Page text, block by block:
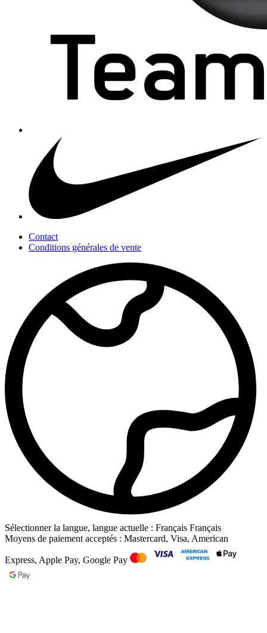
Contact
Conditions générales de vente
Sélectionner la langue, langue actuelle : Français Français
Moyens de paiement acceptés : Mastercard, Visa, American
Express, Apple Pay, Google Pay